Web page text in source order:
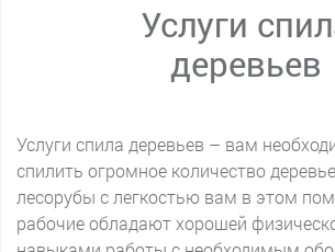
Услуги
деревьев
Услуги спила деревьев – вам
спилить огромное количество
лесорубы с легкостью вам в этом
рабочие обладают хорошей